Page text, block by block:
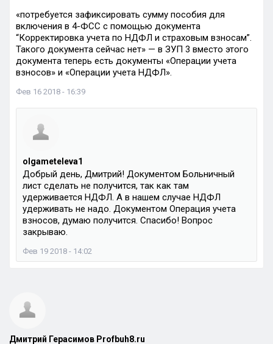
«потребуется зафиксировать сумму пособия для
включения в 4-ФСС с помощью документа
“Корректировка учета по НДФЛ и страховым взносам”.
Такого документа сейчас нет» — в ЗУП 3 вместо этого
документа теперь есть документы «Операции учета
взносов» и «Операции учета НДФЛ».
Фев 16 2018 - 16:39
olgameteleva1
Добрый день, Дмитрий! Документом Больничный
лист сделать не получится, так как там
удерживается НДФЛ. А в нашем случае НДФЛ
удерживать не надо. Документом Операция учета
взносов, думаю получится. Спасибо! Вопрос
закрываю.
Фев 19 2018 - 14:02
Дмитрий Герасимов Profbuh8.ru